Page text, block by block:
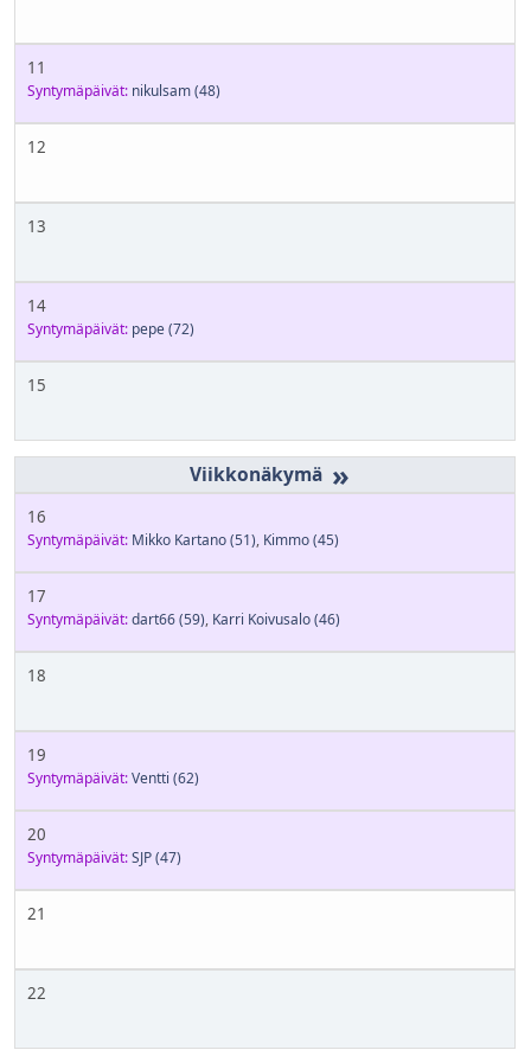
11
Syntymäpäivät: nikulsam(48)
12
13
14
Syntymäpäivät: pepe(72)
15
»
16
Syntymäpäivät: Mikko Kartano(51), Kimmo(45)
17
Syntymäpäivät:dart66(59), Karri Koivusalo(46)
18
19
Syntymäpäivät:Ventti (62)
20
Syntymäpäivät:SJP(47)
21
22